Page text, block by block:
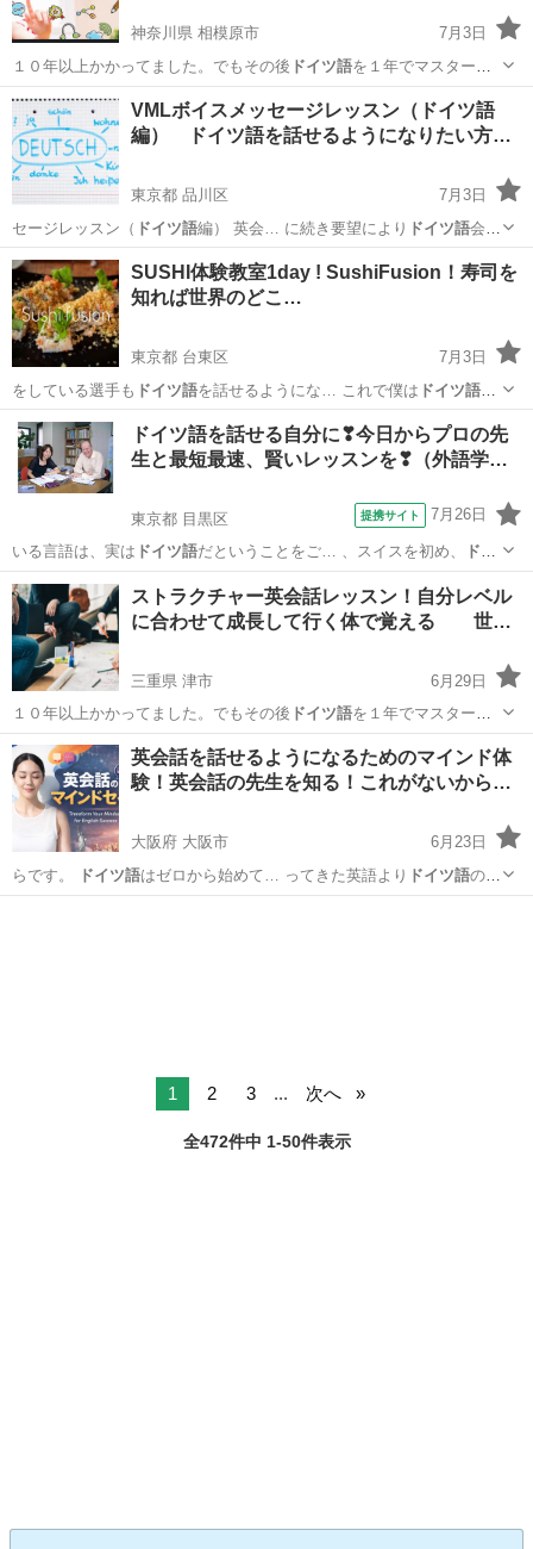
神奈川県 相模原市
7月3日
１０年以上かかってました。でもその後 ドイツ語を１年でマスターで
きた時にわかったん…
神奈川 相模原市 英語
VMLボイスメッセージレッスン（ドイツ語
編） ドイツ語を話せるようになりたい方…
東京都 品川区
7月3日
セージレッスン（ ドイツ語 編） 英会… に続き要望により ドイツ語会話
を作りました… 。ドイツ語会話に興味がある… 習です。ドイツ語会
話も英会話も同… 本語ほどはなく、ドイツ語 は英語よりありま… いで
す。 ...
東京 品川区 その他語学
SUSHI体験教室1day ! SushiFusion！寿司を
知れば世界のどこ…
東京都 台東区
7月3日
をしている選手も ドイツ語 を話せるようにな… これで僕は ドイツ語や
フランス語も習… 日本語、英語、ドイツ語、フランス語 …
東京 台東区 料理 海外
ドイツ語を話せる自分に❣今日からプロの先
生と最短最速、賢いレッスンを❣（外語学…
東京都 目黒区 提携サイト 7月26日
いる言語は、実は ドイツ語だということをご… 、スイスを初め、
ドイ
ツ語が話されている国… でも、実は様々なドイツ語が使われていま
す… 「アルバイト」はドイツ語の”die Ar… や医療用語には、ドイツ語
に由来するものが…
東京 目黒区 イタリア語
ストラクチャー英会話レッスン！自分レベル
に合わせて成長して行く体で覚える 世…
三重県 津市
6月29日
１０年以上かかってました。でもその後 ドイツ語を１年でマスターで
きた時にわかったん…
三重 津市 英語 ネイティブ
英会話を話せるようになるためのマインド体
験！英会話の先生を知る！これがないから…
大阪府 大阪市
6月23日
らです。
ドイツ語はゼロから始めて… ってきた英語より ドイツ語のほ
うが話せます…
1 2 3 ... 次へ
全472件中 1-50件表示